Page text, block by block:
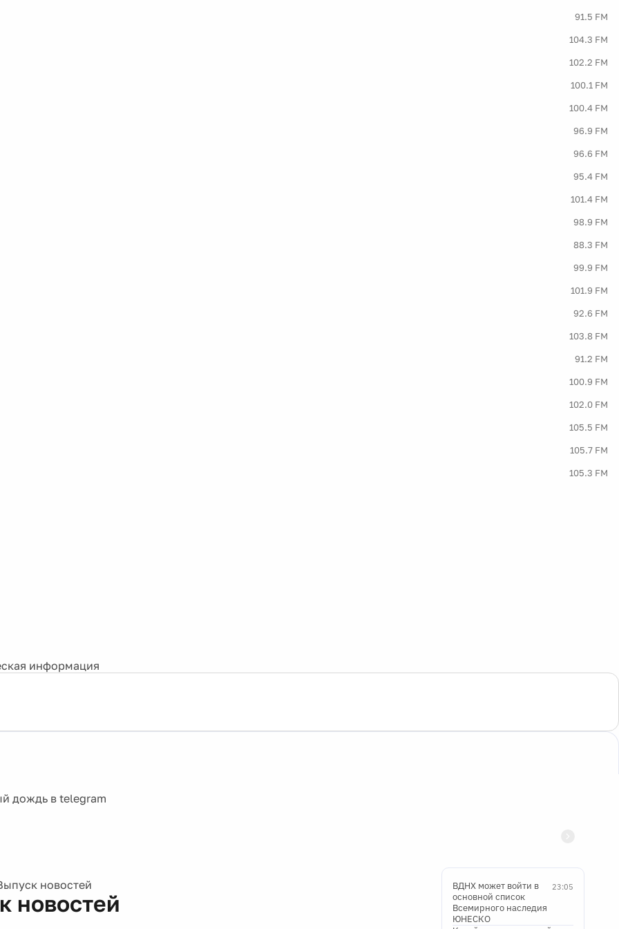
91.5 FM
104.3 FM
102.2 FM
100.1 FM
100.4 FM
96.9 FM
96.6 FM
95.4 FM
101.4 FM
98.9 FM
88.3 FM
99.9 FM
101.9 FM
92.6 FM
103.8 FM
91.2 FM
100.9 FM
102.0 FM
105.5 FM
105.7 FM
105.3 FM
информация
новостей
новостей
23:05
ВДНХ может войти в
основной список
Всемирного наследия
ЮНЕСКО